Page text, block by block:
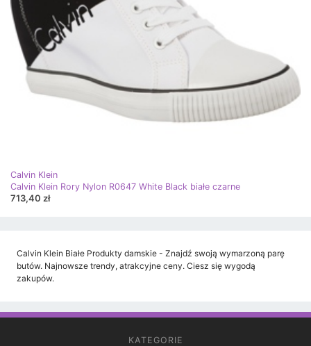
Calvin Klein
Calvin Klein Rory Nylon R0647 White Black białe czarne
713,40 zł
Calvin Klein Białe Produkty damskie - Znajdź swoją wymarzoną parę
butów. Najnowsze trendy, atrakcyjne ceny. Ciesz się wygodą
zakupów.
KATEGORIE